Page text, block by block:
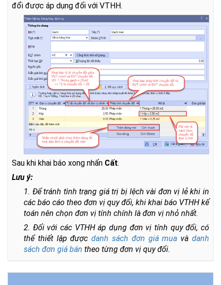
đổi được áp dụng đối với VTHH.
Sau khi khai báo xong nhấn Cất.
Lưu ý:
1. Để tránh tình trạng giá trị bị lệch vài đơn vị lẻ khi in
các báo cáo theo đơn vị quy đổi, khi khai báo VTHH kế
toán nên chọn đơn vị tính chính là đơn vị nhỏ nhất.
2. Đối với các VTHH áp dụng đơn vị tính quy đổi, có
thể thiết lập được danh sách đơn giá mua vàdanh
sách đơn giá bán theo từng đơn vị quy đổi.